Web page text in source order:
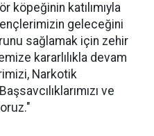
köpeğinin katılımıyla
geleceğini
sağlamak için zehir
kararlılıkla devam
Narkotik
ve